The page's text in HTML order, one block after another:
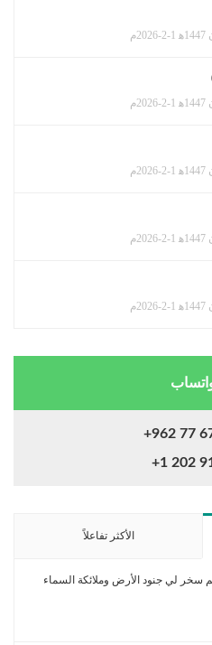
+962 77
+1 202
الأكثر تفاعلاً
سخر لي جنود الأرض وملائكة السماء